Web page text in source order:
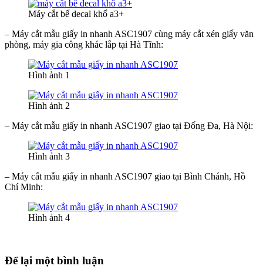
Máy cắt bế decal khổ a3+
– Máy cắt mẫu giấy in nhanh ASC1907 cùng máy cắt xén giấy văn
phòng, máy gia công khác lắp tại Hà Tĩnh:
Hình ảnh 1
Hình ảnh 2
– Máy cắt mẫu giấy in nhanh ASC1907 giao tại Đống Đa, Hà Nội:
Hình ảnh 3
– Máy cắt mẫu giấy in nhanh ASC1907 giao tại Bình Chánh, Hồ
Chí Minh:
Hình ảnh 4
Để lại một bình luận